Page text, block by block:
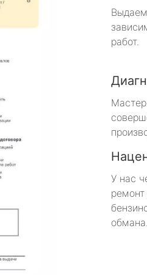
работ.
У нас
обмана.